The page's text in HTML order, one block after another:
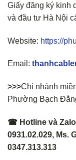
Giấy đăng ký kinh
và đầu tư Hà Nội
Website: https://
Email:
>>>Chi nhánh
Phường Bạch
☎ Hotline và
0931.02.029, Ms.
0347.313.313